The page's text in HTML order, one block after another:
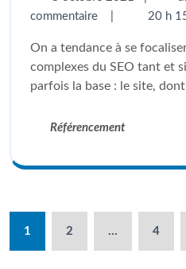
commentaire
20 h
On a tendance à se focaliser sur les problèmes
complexes du SEO tant et
parfois la base : le site,
Référencement
1 2 … 4